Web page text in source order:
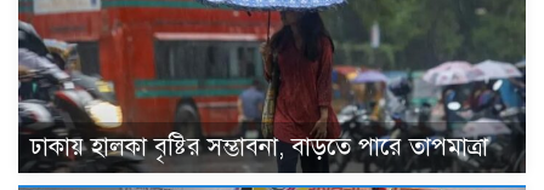
ঢাকায় হালকা বৃষ্টির সম্ভাবনা, বাড়তে পারে তাপমাত্রা